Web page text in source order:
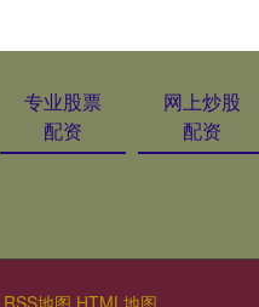
专业股票
配资
网上炒股
配资
RSS地图 HTML地图